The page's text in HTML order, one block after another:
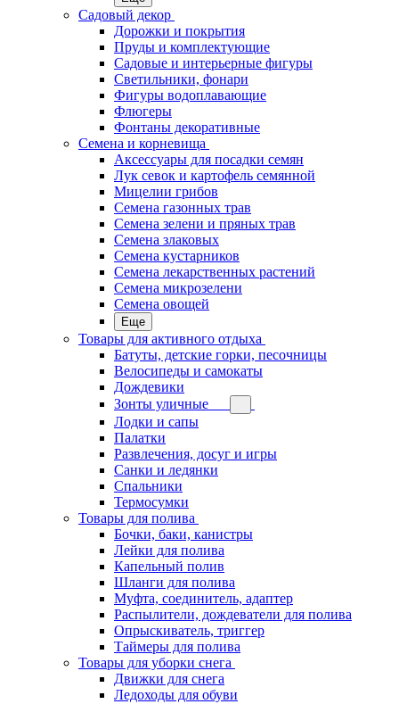
Садовый декор
Дорожки и покрытия
Пруды и комплектующие
Садовые и интерьерные фигуры
Светильники, фонари
Фигуры водоплавающие
Флюгеры
Фонтаны декоративные
Семена и корневища
Аксессуары для посадки семян
Лук севок и картофель семянной
Мицелии грибов
Семена газонных трав
Семена зелени и пряных трав
Семена злаковых
Семена кустарников
Семена лекарственных растений
Семена микрозелени
Семена овощей
Еще
Товары для активного отдыха
Батуты, детские горки, песочницы
Велосипеды и самокаты
Дождевики
Зонты уличные
Лодки и сапы
Палатки
Развлечения, досуг и игры
Санки и ледянки
Спальники
Термосумки
Товары для полива
Бочки, баки, канистры
Лейки для полива
Капельный полив
Шланги для полива
Муфта, соединитель, адаптер
Распылители, дождеватели для полива
Опрыскиватель, триггер
Таймеры для полива
Товары для уборки снега
Движки для снега
Ледоходы для обуви